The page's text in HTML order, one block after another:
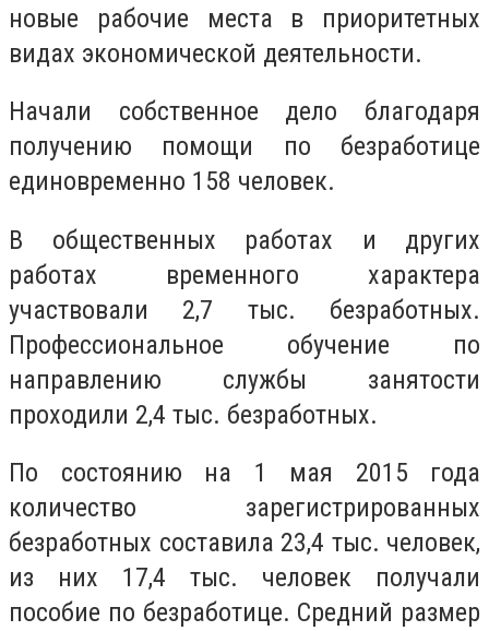
новые рабочие места в приоритетных
видах экономической деятельности.
Начали собственное дело благодаря
получению помощи по безработице
единовременно 158 человек.
В общественных работах и ​​других
работах временного характера
участвовали 2,7 тыс. безработных.
Профессиональное обучение по
направлению службы занятости
проходили 2,4 тыс. безработных.
По состоянию на 1 мая 2015 года
количество зарегистрированных
безработных составила 23,4 тыс. человек,
из них 17,4 тыс. человек получали
пособие по безработице. Средний размер